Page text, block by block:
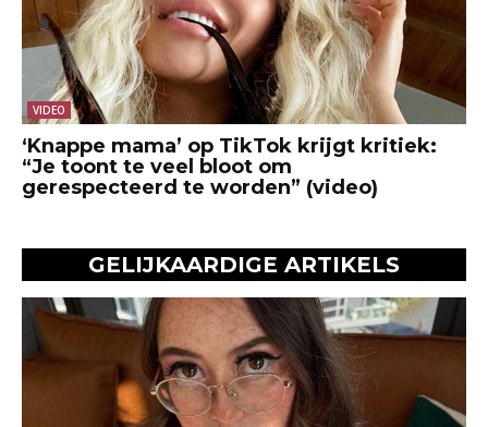
VIDEO
‘Knappe mama’ op TikTok krijgt kritiek:
“Je toont te veel bloot om
gerespecteerd te worden” (video)
GELIJKAARDIGE ARTIKELS